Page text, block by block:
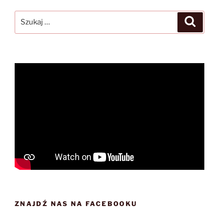
ZNAJDŹ NAS NA FACEBOOKU